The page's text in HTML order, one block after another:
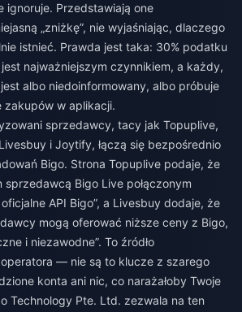
ignoruje. Przedstawiają one
„zniżkę”, nie wyjaśniając, dlaczego
istnieć. Prawda jest taka: 30% podatku
najważniejszym czynnikiem, a każdy,
albo niedoinformowany, albo próbuje
w aplikacji.
sprzedawcy, tacy jak Topuplive,
i Joytify, łączą się bezpośrednio
Bigo. Strona Topuplive podaje, że
sprzedawcą Bigo Live połączonym
API Bigo”, a Livesbuy dodaje, że
mogą oferować niższe ceny z Bigo,
i niezawodne”. To źródło
— nie są to klucze z szarego
konta ani nic, co narażałoby Twoje
Technology Pte. Ltd. zezwala na ten